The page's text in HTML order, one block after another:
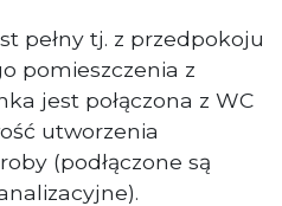
pełny tj. z przedpokoju
pomieszczenia z
jest połączona z WC
utworzenia
(podłączone są